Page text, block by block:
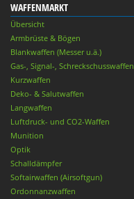
WAFFENMARKT
Übersicht
Armbrüste & Bögen
Blankwaffen (Messer u.ä.)
Gas-, Signal-, Schreckschusswaffen
Kurzwaffen
Deko- & Salutwaffen
Langwaffen
Luftdruck- und CO2-Waffen
Munition
Optik
Schalldämpfer
Softairwaffen (Airsoftgun)
Ordonnanzwaffen